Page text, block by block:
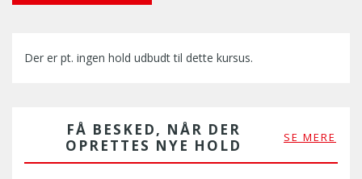
Der er pt. ingen hold udbudt til dette kursus.
FÅ BESKED, NÅR DER
OPRETTES NYE HOLD
SE MERE